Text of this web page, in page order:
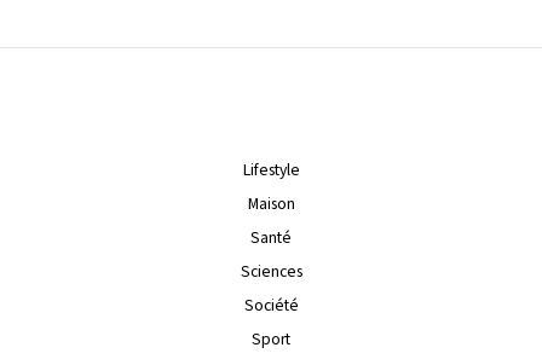
Lifestyle
Maison
Santé
Sciences
Société
Sport